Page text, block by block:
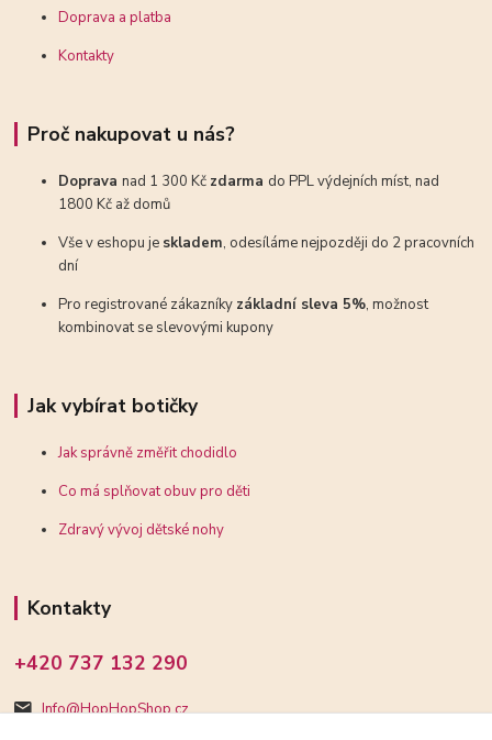
Doprava a platba
Kontakty
Proč nakupovat u nás?
Dopravanad 1 300 Kč zdarma do PPL výdejních míst, nad
1800 Kč až domů
Vše v eshopu je skladem, odesíláme nejpozději do 2 pracovních
dní
Pro registrované zákazníky základní sleva 5%, možnost
kombinovat se slevovými kupony
Jak vybírat botičky
Jak správně změřit chodidlo
Co má splňovat obuv pro děti
Zdravý vývoj dětské nohy
Kontakty
+420 737 132 290
Info@HopHopShop.cz